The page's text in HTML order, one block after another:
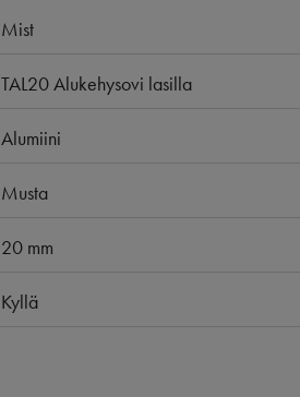
Mist
TAL20 Alukehysovi lasilla
Alumiini
Musta
20 mm
Kyllä